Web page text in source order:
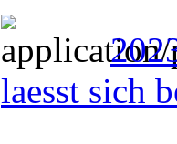
laesst sich